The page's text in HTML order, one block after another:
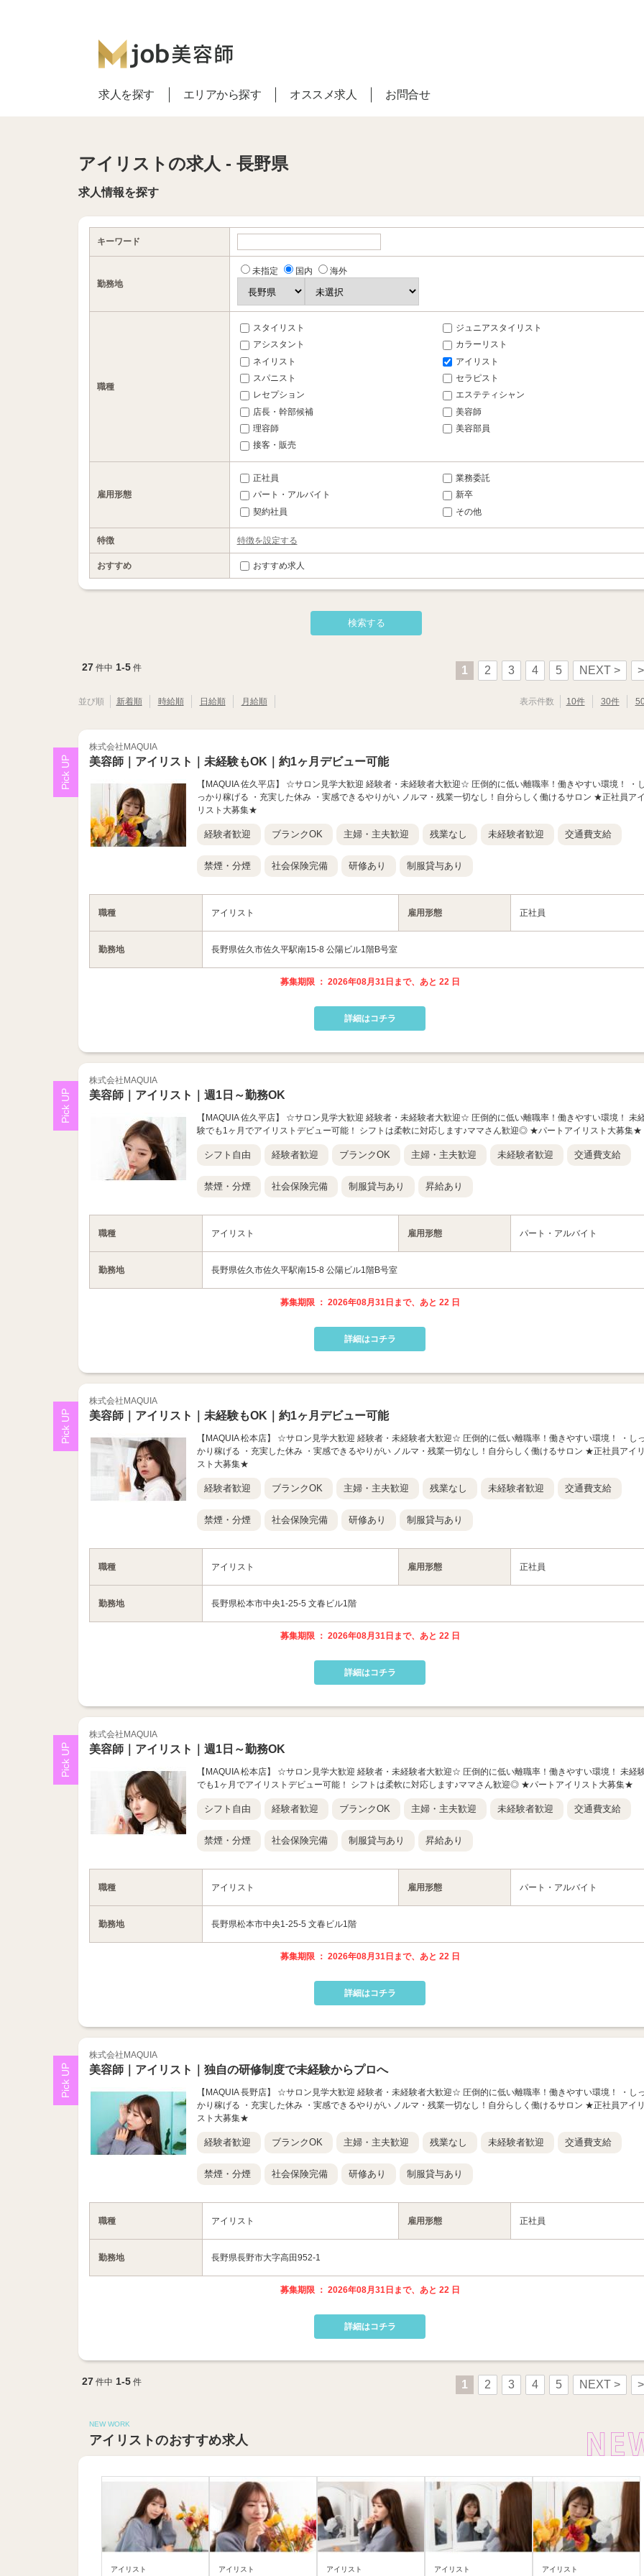
求人を探す エリアから探す オススメ求人 お問合せ
アイリストの求人 - 長野県
求人情報を探す
キーワード
勤務地
未指定 国内 海外
職種
スタイリスト
ジュニアスタイリスト
アシスタント
カラーリスト
ネイリスト
アイリスト
スパニスト
セラピスト
レセプション
エステティシャン
店長・幹部候補
美容師
理容師
美容部員
接客・販売
雇用形態
正社員
業務委託
パート・アルバイト
新卒
契約社員
その他
特徴 特徴を設定する
おすすめ おすすめ求人
27 件中 1-5件 1 2 3 4 5 NEXT >
並び順 新着順 時給順 日給順 月給順 表示件数 10件 30件
株式会社MAQUIA
美容師｜アイリスト｜未経験もOK｜約1ヶ月デビュー可能
【MAQUIA 佐久平店】 ☆サロン見学大歓迎 経験者・未経験者大歓迎☆ 圧倒的に低い離職率！働きやすい環境！ ・
っかり稼げる ・充実した休み ・実感できるやりがい ノルマ・残業一切なし！自分らしく働けるサロン ★正社員ア
リスト大募集★
経験者歓迎 ブランクOK 主婦・主夫歓迎 残業なし 未経験者歓迎 交通費支給
禁煙・分煙 社会保険完備 研修あり 制服貸与あり
職種 アイリスト 雇用形態 正社員
勤務地 長野県佐久市佐久平駅南15-8 公陽ビル1階B号室
募集期限 ： 2026年08月31日まで、あと 22 日
詳細はコチラ
株式会社MAQUIA
美容師｜アイリスト｜週1日～勤務OK
【MAQUIA 佐久平店】 ☆サロン見学大歓迎 経験者・未経験者大歓迎☆ 圧倒的に低い離職率！働きやすい環境！ 未
験でも1ヶ月でアイリストデビュー可能！ シフトは柔軟に対応します♪ママさん歓迎◎ ★パートアイリスト大募集★
シフト自由 経験者歓迎 ブランクOK 主婦・主夫歓迎 未経験者歓迎 交通費支給
禁煙・分煙 社会保険完備 制服貸与あり 昇給あり
職種 アイリスト 雇用形態 パート・アルバイト
勤務地 長野県佐久市佐久平駅南15-8 公陽ビル1階B号室
募集期限 ： 2026年08月31日まで、あと 22 日
詳細はコチラ
株式会社MAQUIA
美容師｜アイリスト｜未経験もOK｜約1ヶ月デビュー可能
【MAQUIA 松本店】 ☆サロン見学大歓迎 経験者・未経験者大歓迎☆ 圧倒的に低い離職率！働きやすい環境！ ・し
かり稼げる ・充実した休み ・実感できるやりがい ノルマ・残業一切なし！自分らしく働けるサロン ★正社員アイ
スト大募集★
経験者歓迎 ブランクOK 主婦・主夫歓迎 残業なし 未経験者歓迎 交通費支給
禁煙・分煙 社会保険完備 研修あり 制服貸与あり
職種 アイリスト 雇用形態 正社員
勤務地 長野県松本市中央1-25-5 文春ビル1階
募集期限 ： 2026年08月31日まで、あと 22 日
詳細はコチラ
株式会社MAQUIA
美容師｜アイリスト｜週1日～勤務OK
【MAQUIA 松本店】 ☆サロン見学大歓迎 経験者・未経験者大歓迎☆ 圧倒的に低い離職率！働きやすい環境！ 未経
でも1ヶ月でアイリストデビュー可能！ シフトは柔軟に対応します♪ママさん歓迎◎ ★パートアイリスト大募集★
シフト自由 経験者歓迎 ブランクOK 主婦・主夫歓迎 未経験者歓迎 交通費支給
禁煙・分煙 社会保険完備 制服貸与あり 昇給あり
職種 アイリスト 雇用形態 パート・アルバイト
勤務地 長野県松本市中央1-25-5 文春ビル1階
募集期限 ： 2026年08月31日まで、あと 22 日
詳細はコチラ
株式会社MAQUIA
美容師｜アイリスト｜独自の研修制度で未経験からプロへ
【MAQUIA 長野店】 ☆サロン見学大歓迎 経験者・未経験者大歓迎☆ 圧倒的に低い離職率！働きやすい環境！ ・し
かり稼げる ・充実した休み ・実感できるやりがい ノルマ・残業一切なし！自分らしく働けるサロン ★正社員アイ
スト大募集★
経験者歓迎 ブランクOK 主婦・主夫歓迎 残業なし 未経験者歓迎 交通費支給
禁煙・分煙 社会保険完備 研修あり 制服貸与あり
職種 アイリスト 雇用形態 正社員
勤務地 長野県長野市大字高田952-1
募集期限 ： 2026年08月31日まで、あと 22 日
詳細はコチラ
27 件中 1-5件 1 2 3 4 5 NEXT >
NEW WORK
アイリストのおすすめ求人
アイリスト アイリスト アイリスト アイリスト アイリスト